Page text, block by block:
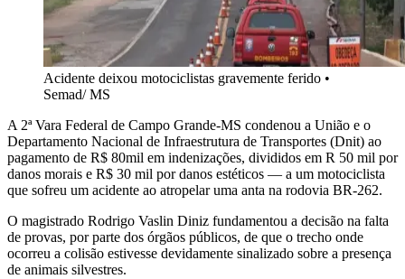
Acidente deixou motociclistas gravemente ferido •
Semad/ MS
A 2ª Vara Federal de Campo Grande-MS condenou a União e o
Departamento Nacional de Infraestrutura de Transportes (Dnit) ao
pagamento de R$ 80mil em indenizações, divididos em R 50 mil por
danos morais e R$ 30 mil por danos estéticos — a um motociclista
que sofreu um acidente ao atropelar uma anta na rodovia BR-262.
O magistrado Rodrigo Vaslin Diniz fundamentou a decisão na falta
de provas, por parte dos órgãos públicos, de que o trecho onde
ocorreu a colisão estivesse devidamente sinalizado sobre a presença
de animais silvestres.